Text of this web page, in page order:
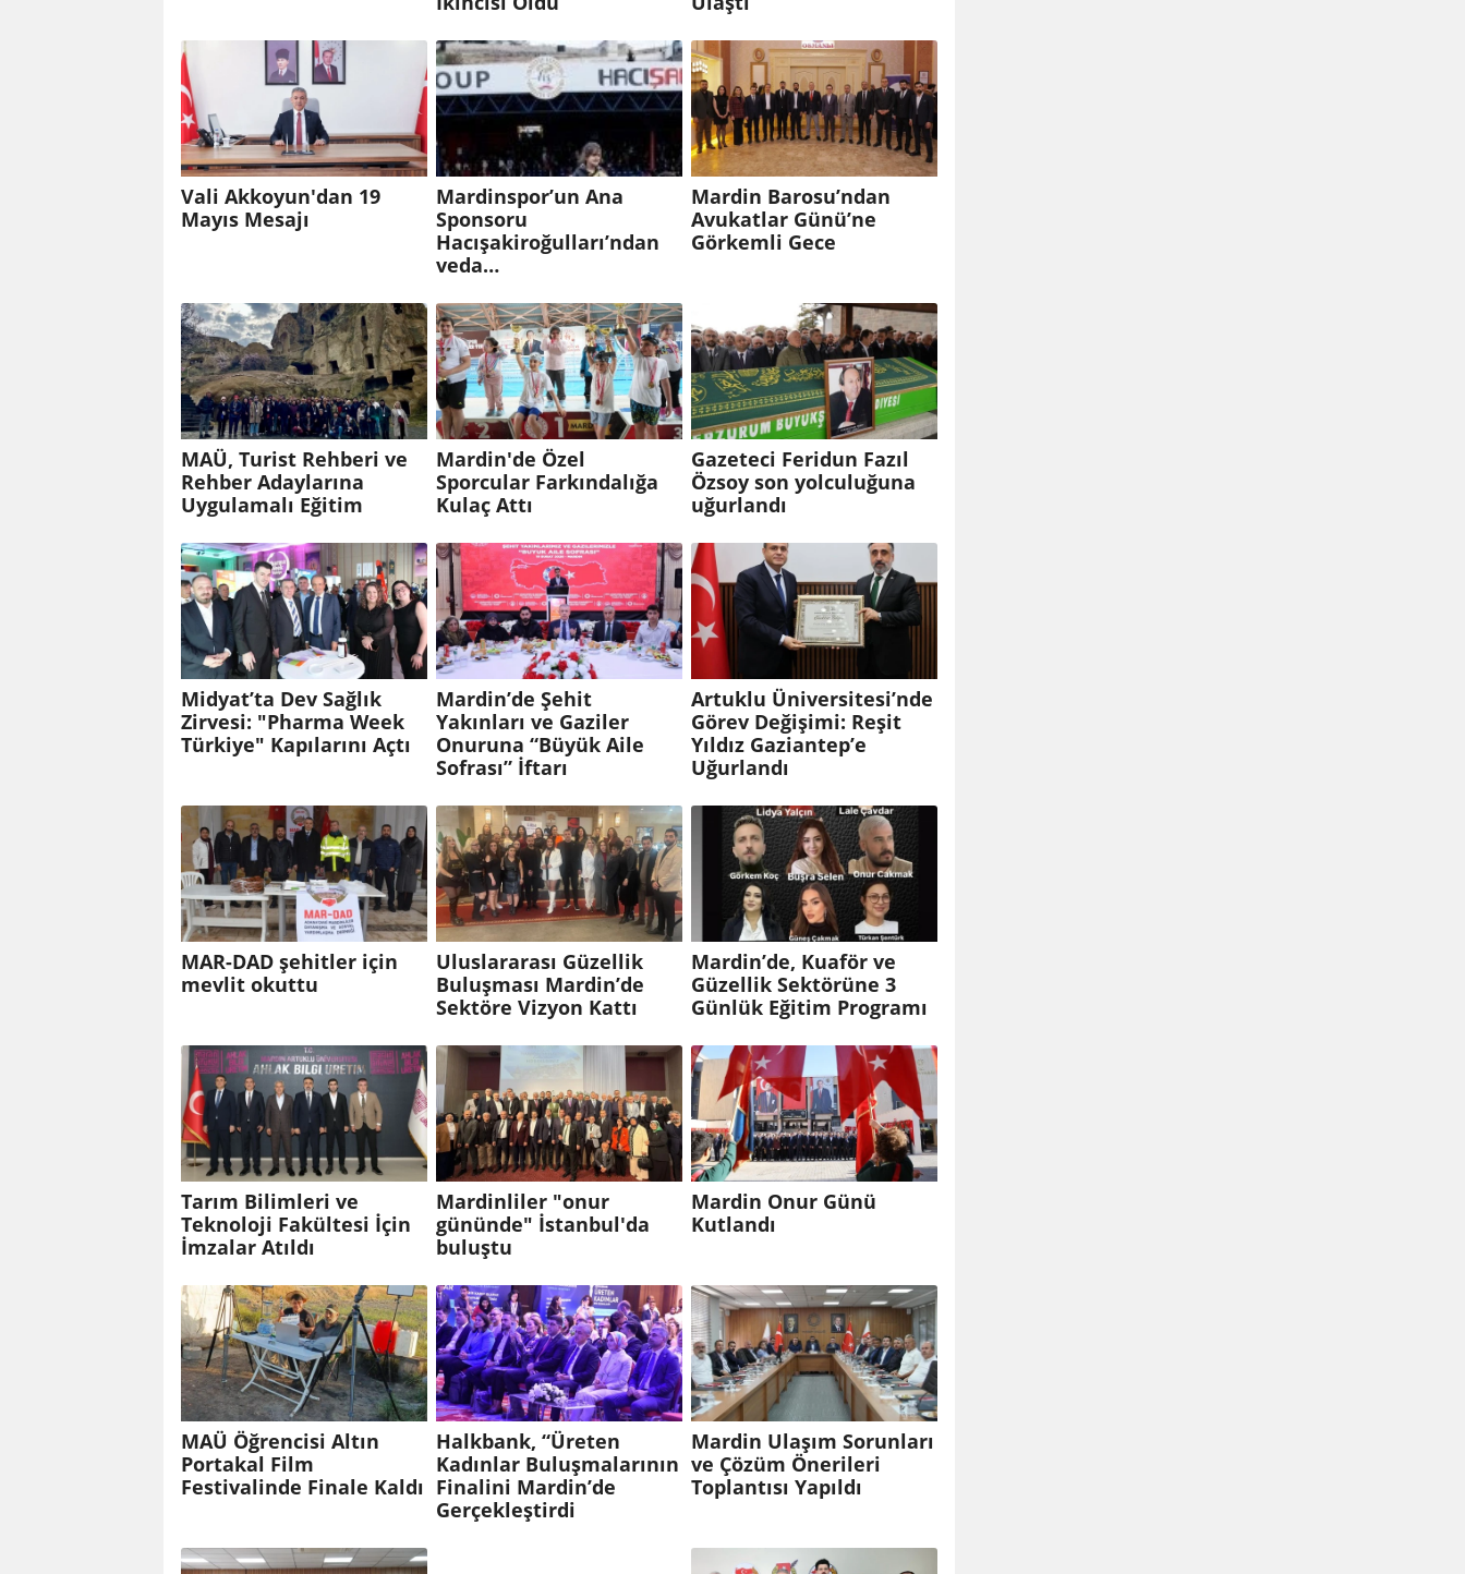
Vali Akkoyun'dan 19
Mayıs Mesajı
Mardinspor’un Ana
Sponsoru
Hacışakiroğulları’ndan
veda…
Mardin Barosu’ndan
Avukatlar Günü’ne
Görkemli Gece
MAÜ, Turist Rehberi ve
Rehber Adaylarına
Uygulamalı Eğitim
Mardin'de Özel
Sporcular Farkındalığa
Kulaç Attı
Gazeteci Feridun Fazıl
Özsoy son yolculuğuna
uğurlandı
Midyat’ta Dev Sağlık
Zirvesi: "Pharma Week
Türkiye" Kapılarını Açtı
Mardin’de Şehit
Yakınları ve Gaziler
Onuruna “Büyük Aile
Sofrası” İftarı
Artuklu Üniversitesi’nde
Görev Değişimi: Reşit
Yıldız Gaziantep’e
Uğurlandı
MAR-DAD şehitler için
mevlit okuttu
Uluslararası Güzellik
Buluşması Mardin’de
Sektöre Vizyon Kattı
Mardin’de, Kuaför ve
Güzellik Sektörüne 3
Günlük Eğitim Programı
Tarım Bilimleri ve
Teknoloji Fakültesi İçin
İmzalar Atıldı
Mardinliler "onur
gününde" İstanbul'da
buluştu
Mardin Onur Günü
Kutlandı
MAÜ Öğrencisi Altın
Portakal Film
Festivalinde Finale Kaldı
Halkbank, “Üreten
Kadınlar Buluşmalarının
Finalini Mardin’de
Gerçekleştirdi
Mardin Ulaşım Sorunları
ve Çözüm Önerileri
Toplantısı Yapıldı